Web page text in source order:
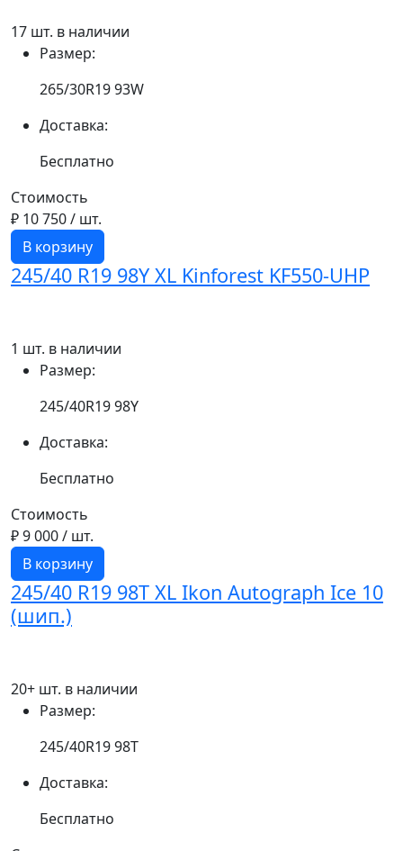
17 шт. в наличии
Размер:
265/30R19 93W
Доставка:
Бесплатно
Стоимость
₽ 10 750/ шт.
В корзину
245/40 R19 98Y XL Kinforest KF550-UHP
1 шт. в наличии
Размер:
245/40R19 98Y
Доставка:
Бесплатно
Стоимость
₽ 9 000/ шт.
В корзину
245/40 R19 98T XL Ikon Autograph Ice 10
(шип.)
20+ шт. в наличии
Размер:
245/40R19 98T
Доставка:
Бесплатно